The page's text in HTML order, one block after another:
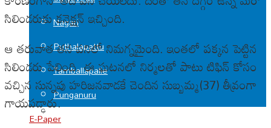
Nagari
Puthalapattu
Tamballapalle
Punganuru
E-Paper
సిలిండరుకు కనెక్షన్ ఇచ్చింది.
ఆ తరువాత తన పనిలో నిమగ్నమైంది. ఇంతలో పక్కన పెట్టిన
సిలిండరు పేలింది. ఈ ఘటనలో నిర్మలతో పాటు టిఫిన్ కోసం
వచ్చిన సున్నపు హరిజనవాడకే చెందిన సుబ్బమ్మ(37) తీవ్రంగా
గాయపడ్ఢారు.